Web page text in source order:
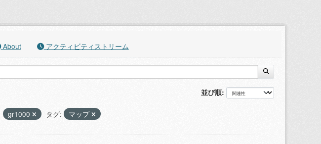
About アクティビティストリーム
並び順
gr1000 タグ: マップ